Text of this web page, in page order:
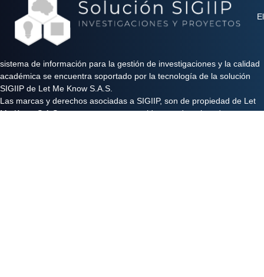
El
sistema de información para la gestión de investigaciones y la calidad
académica se encuentra soportado por la tecnología de la solución
SIGIIP de Let Me Know S.A.S.
Las marcas y derechos asociadas a SIGIIP, son de propiedad de Let
Me Know S.A.S y se encuentran protegidos por derechos de autor e